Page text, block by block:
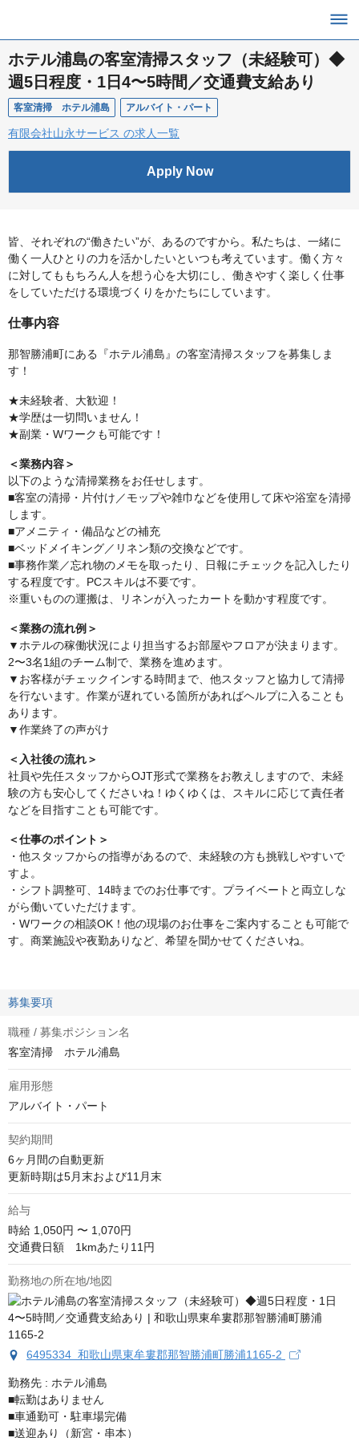
ホテル浦島の客室清掃スタッフ（未経験可）◆
週5日程度・1日4〜5時間／交通費支給あり
客室清掃 ホテル浦島 アルバイト・パート
有限会社山永サービス の求人一覧
Apply Now
皆、それぞれの“働きたい”が、あるのですから。私たちは、一緒に
働く一人ひとりの力を活かしたいといつも考えています。働く方々
に対してももちろん人を想う心を大切にし、働きやすく楽しく仕事
をしていただける環境づくりをかたちにしています。
仕事内容
那智勝浦町にある『ホテル浦島』の客室清掃スタッフを募集しま
す！
★未経験者、大歓迎！
★学歴は一切問いません！
★副業・Wワークも可能です！
＜業務内容＞
以下のような清掃業務をお任せします。
■客室の清掃・片付け／モップや雑巾などを使用して床や浴室を清掃
します。
■アメニティ・備品などの補充
■ベッドメイキング／リネン類の交換などです。
■事務作業／忘れ物のメモを取ったり、日報にチェックを記入したり
する程度です。PCスキルは不要です。
※重いものの運搬は、リネンが入ったカートを動かす程度です。
＜業務の流れ例＞
▼ホテルの稼働状況により担当するお部屋やフロアが決まります。
2〜3名1組のチーム制で、業務を進めます。
▼お客様がチェックインする時間まで、他スタッフと協力して清掃
を行ないます。作業が遅れている箇所があればヘルプに入ることも
あります。
▼作業終了の声がけ
＜入社後の流れ＞
社員や先任スタッフからOJT形式で業務をお教えしますので、未経
験の方も安心してくださいね！ゆくゆくは、スキルに応じて責任者
などを目指すことも可能です。
＜仕事のポイント＞
・他スタッフからの指導があるので、未経験の方も挑戦しやすいで
すよ。
・シフト調整可、14時までのお仕事です。プライベートと両立しな
がら働いていただけます。
・Wワークの相談OK！他の現場のお仕事をご案内することも可能で
す。商業施設や夜勤ありなど、希望を聞かせてくださいね。
募集要項
職種 / 募集ポジション名
客室清掃 ホテル浦島
雇用形態
アルバイト・パート
契約期間
6ヶ月間の自動更新
更新時期は5月末および11月末
給与
時給 1,050円 〜 1,070円
交通費日額　1kmあたり11円
勤務地の所在地/地図
6495334 和歌山県東牟婁郡那智勝浦町勝浦1165-2
勤務先 : ホテル浦島
■転勤はありません
■車通勤可・駐車場完備
■送迎あり（新宮・串本）